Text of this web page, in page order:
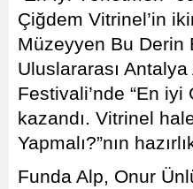
Çiğdem Vitrinel’in
Müzeyyen Bu Derin
Uluslararası
Festivali’nde “En iyi
kazandı. Vitrinel
Yapmalı?”nın
Funda Alp, Onur